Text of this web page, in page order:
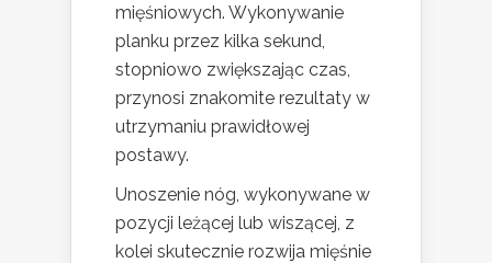
mięśniowych. Wykonywanie
planku przez kilka sekund,
stopniowo zwiększając czas,
przynosi znakomite rezultaty w
utrzymaniu prawidłowej
postawy.
Unoszenie nóg, wykonywane w
pozycji leżącej lub wiszącej, z
kolei skutecznie rozwija mięśnie